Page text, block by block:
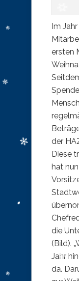
Im
ersten
der
Diese
hat
die
(Bild).
Jahr
da.